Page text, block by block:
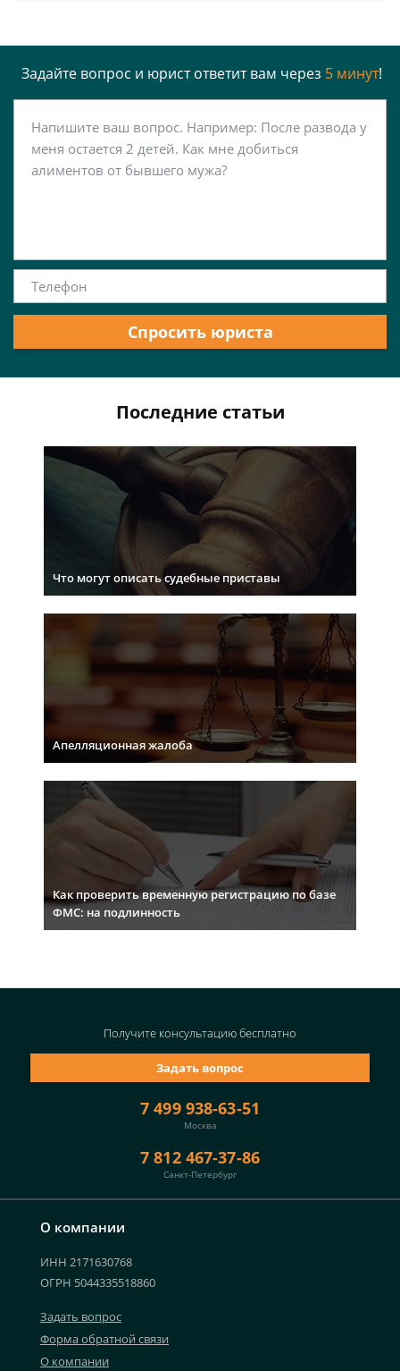
Задайте вопрос и юрист ответит вам через 5 минут!
Спросить юриста
Последние статьи
Что могут описать судебные приставы
Апелляционная жалоба
Как проверить временную регистрацию по базе
ФМС: на подлинность
О компании
ИНН 2171630768
ОГРН 5044335518860
Задать вопрос
Форма обратной связи
О компании
7 499 938-63-51
Москва
7 812 467-37-86
Санкт-Петербург
Задать вопрос
Получите консультациюбесплатно